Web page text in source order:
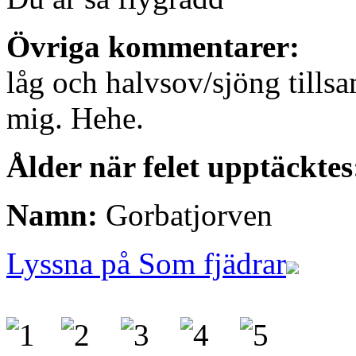
Övriga kommentarer:
låg och halvsov/sjöng
mig. Hehe.
Ålder när felet
Namn: Gorbatjorven
Lyssna på Som fjädrar